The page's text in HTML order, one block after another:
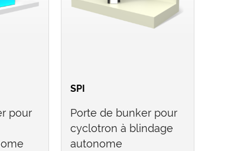
pour
SPI
Porte de bunker pour
cyclotron à blindage
autonome